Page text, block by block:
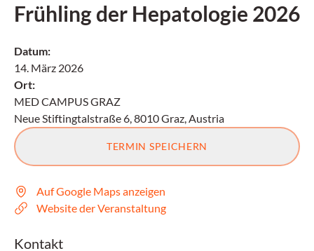
Frühling der Hepatologie 2026
Datum:
14. März 2026
Ort:
MED CAMPUS GRAZ
Neue Stiftingtalstraße 6, 8010 Graz, Austria
TERMIN SPEICHERN
Auf Google Maps anzeigen
Website der Veranstaltung
Kontakt